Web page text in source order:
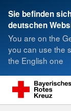
Sie befinden
deutschen
You are on the
you can use the
the English one
Suche